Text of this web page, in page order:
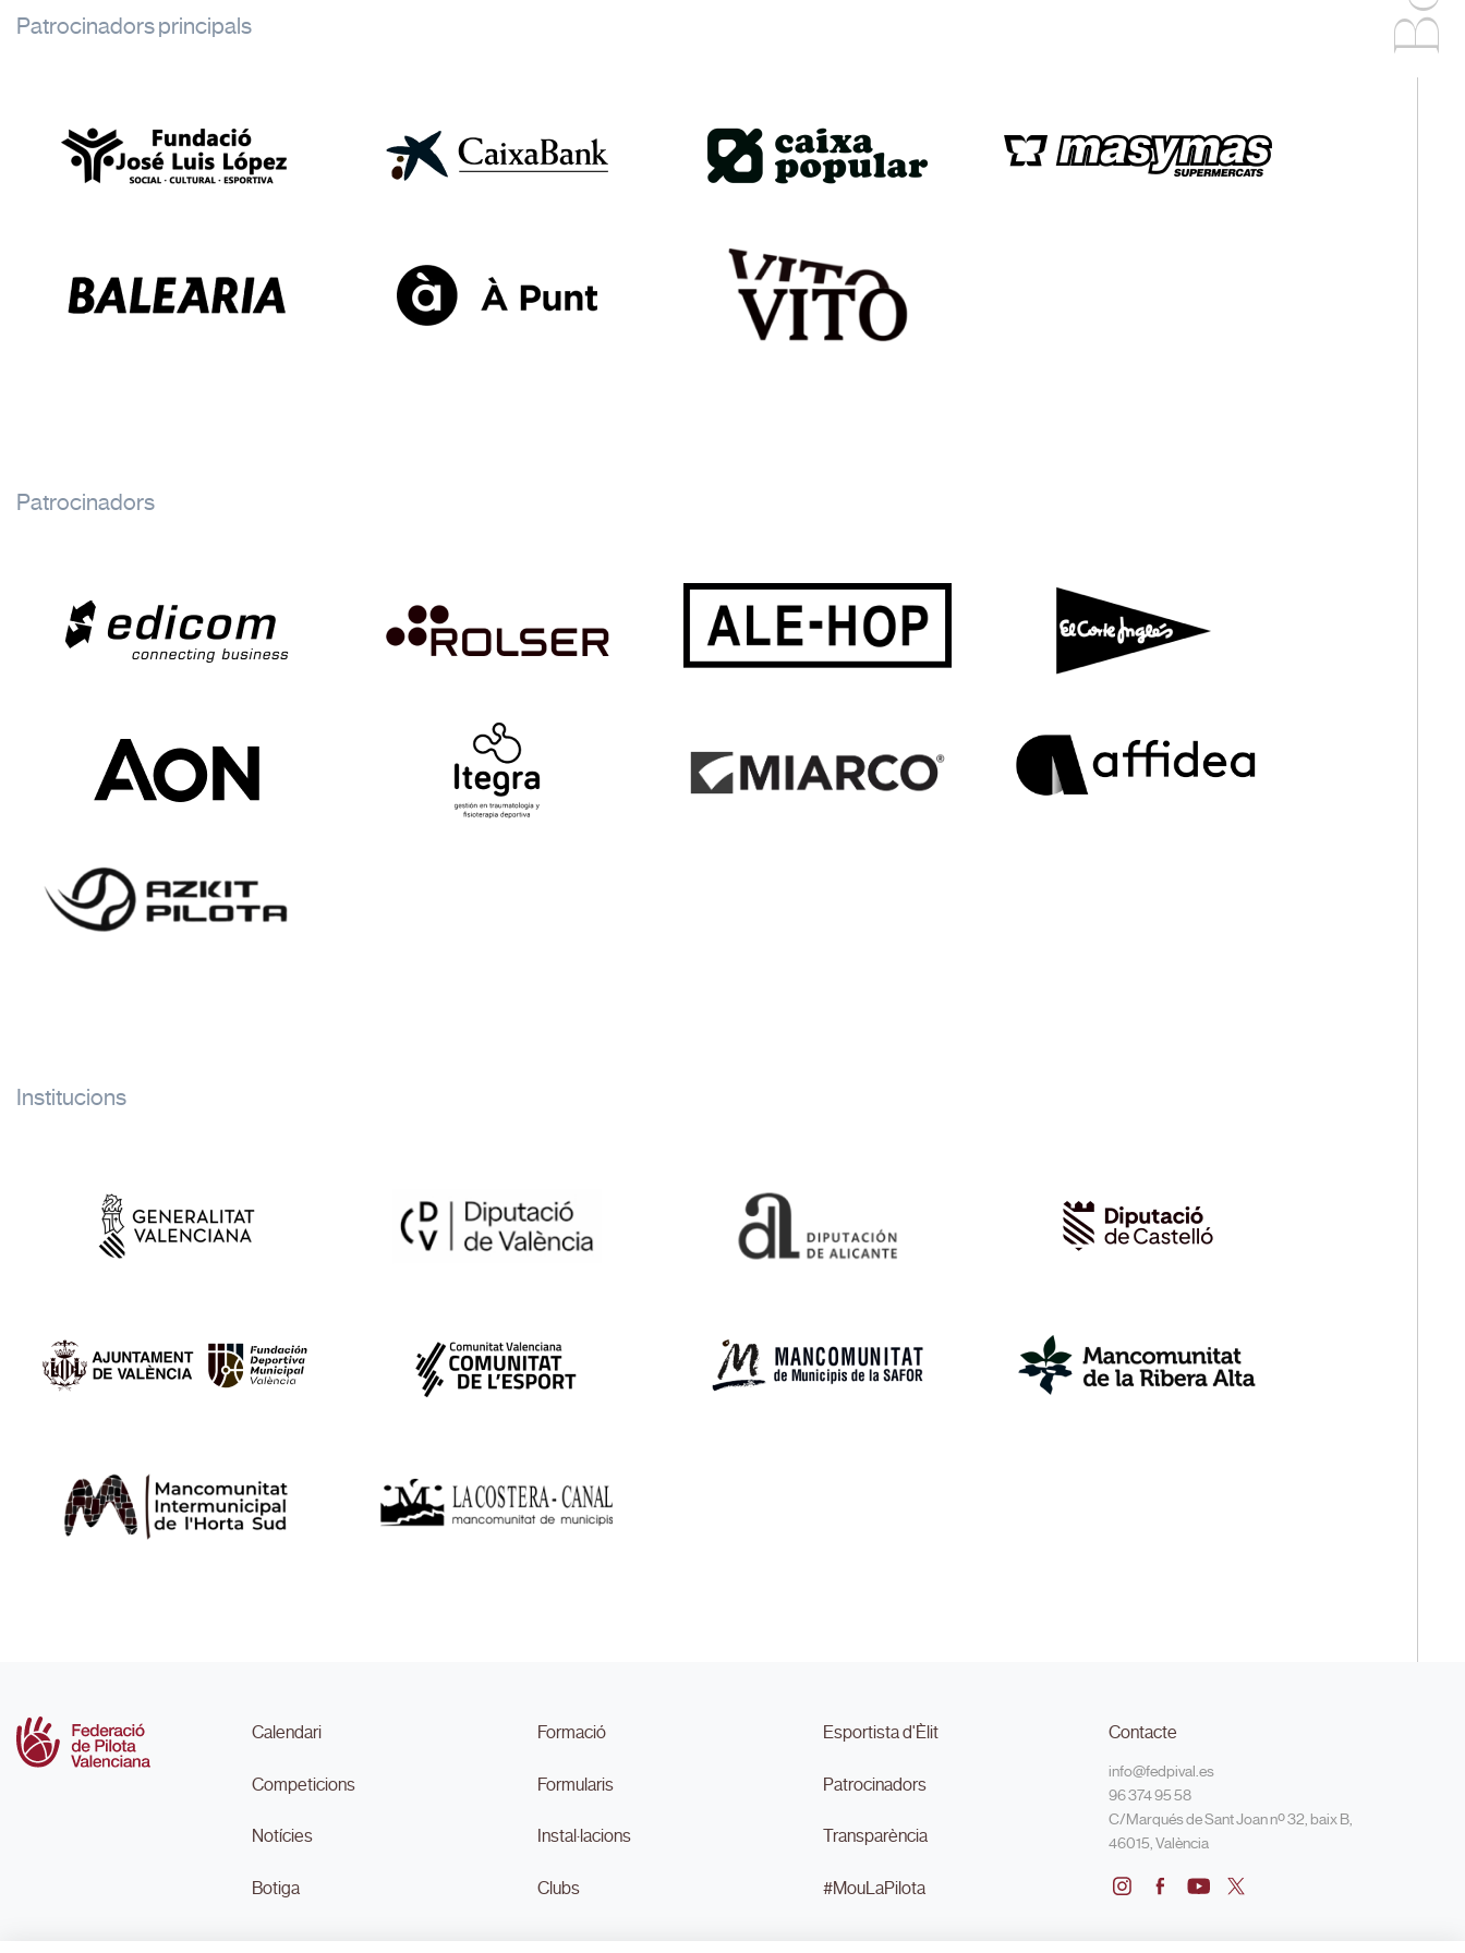
Patrocinadors principals
Patrocinadors
Institucions
Calendari
Competicions
Notícies
Botiga
Formació
Formularis
Instal·lacions
Clubs
Esportista d'Èlit
Patrocinadors
Transparència
#MouLaPilota
Contacte
info@fedpival.es
96 374 95 58
C/Marqués de Sant Joan nº 32, baix B,
46015, València